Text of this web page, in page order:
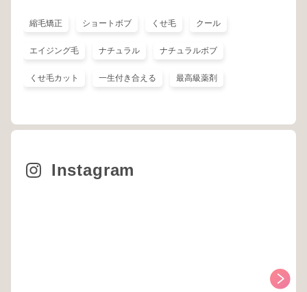
縮毛矯正 ショートボブ くせ毛 クール
エイジング毛 ナチュラル ナチュラルボブ
くせ毛カット 一生付き合える 最高級薬剤
Instagram